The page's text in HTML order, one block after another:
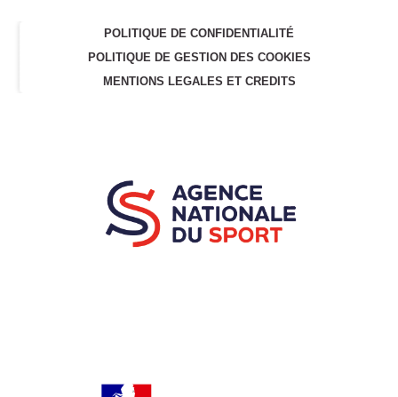
POLITIQUE DE CONFIDENTIALITÉ
POLITIQUE DE GESTION DES COOKIES
MENTIONS LEGALES ET CREDITS